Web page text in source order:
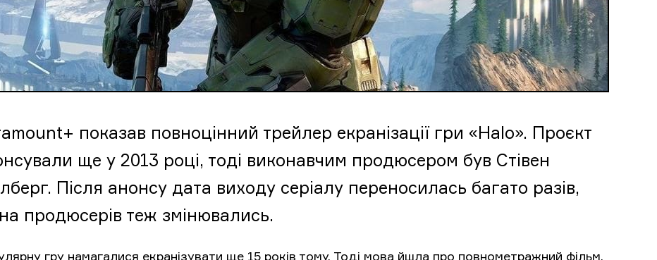
показав повноцінний трейлер екранізації гри «Halo». Проєкт
ще у 2013 році, тоді виконавчим продюсером був Стівен
Після анонсу дата виходу серіалу переносилась багато разів,
продюсерів теж змінювались.
гру намагалися екранізувати ще 15 років тому. Тоді мова йшла про повнометражний фільм,